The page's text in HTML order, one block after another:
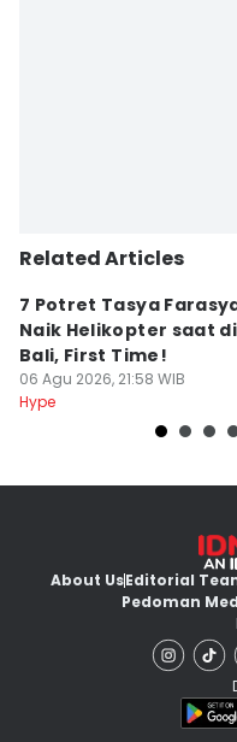
Related Articles
7 Potret Tasya
Naik Helikopter saat di
Bali, First Time!
06 Agu 2026, 21:58 WIB
Hype
About UsEditorial
Pedoman